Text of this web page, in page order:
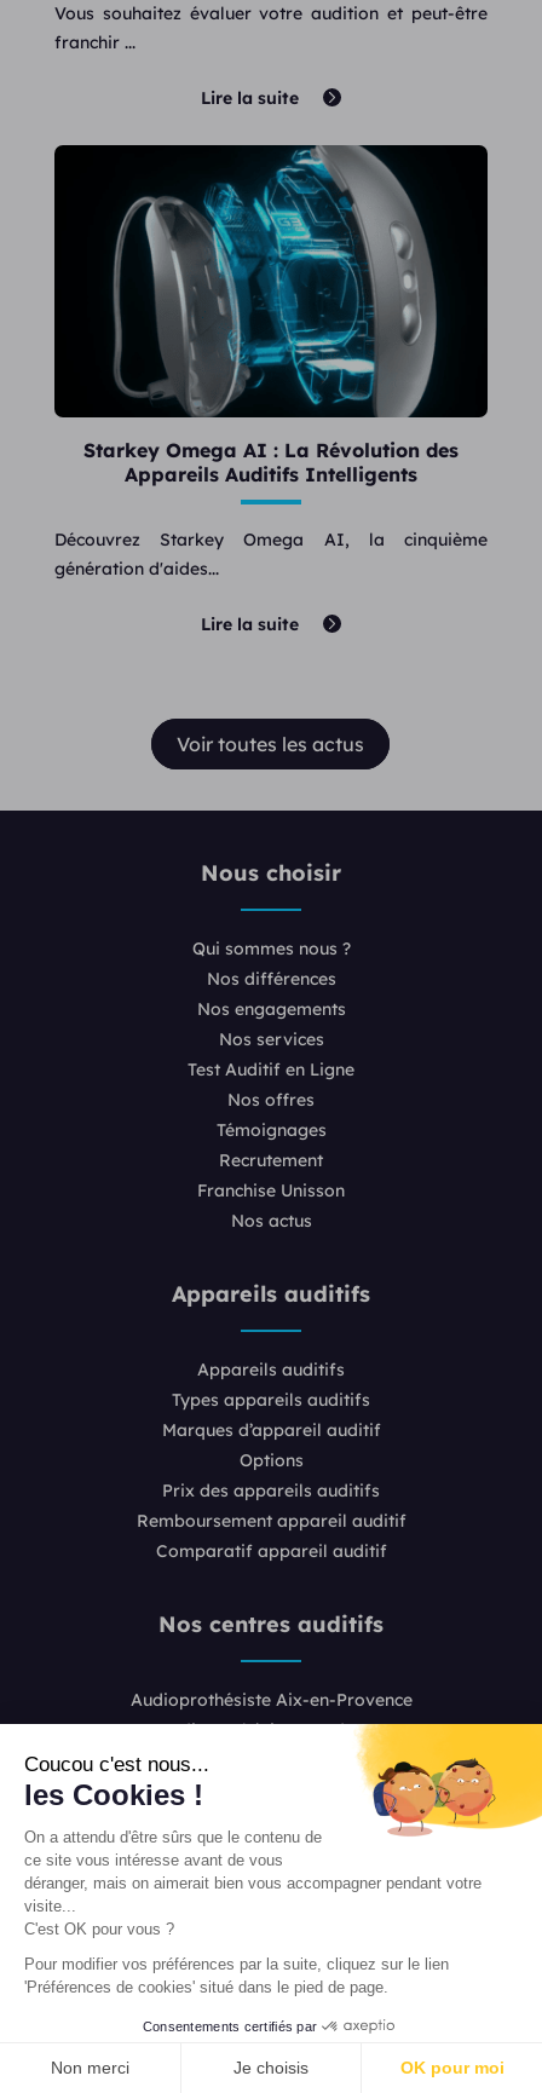
Coucou c'est nous...
les Cookies !
On a attendu d'être sûrs que le contenu de
ce site vous intéresse avant de vous
déranger, mais on aimerait bien vous accompagner pendant votre
visite...
C'est OK pour vous ?
Pour modifier vos préférences par la suite, cliquez sur le lien
'Préférences de cookies' situé dans le pied de page.
Consentements certifiés par
Non merci Je choisis OK pour moi
Vous souhaitez évaluer votre audition et peut-être
franchir ...
Lire la suite
Starkey Omega AI : La Révolution des
Appareils Auditifs Intelligents
Découvrez Starkey Omega AI, la cinquième
génération d'aides...
Lire la suite
Voir toutes les actus
Nous choisir
Qui sommes nous ?
Nos différences
Nos engagements
Nos services
Test Auditif en Ligne
Nos offres
Témoignages
Recrutement
Franchise Unisson
Nos actus
Appareils auditifs
Appareils auditifs
Types appareils auditifs
Marques d’appareil auditif
Options
Prix des appareils auditifs
Remboursement appareil auditif
Comparatif appareil auditif
Nos centres auditifs
Audioprothésiste Aix-en-Provence
Audioprothésiste Bordeaux
Audioprothésiste Boulogne-Billancourt
Audioprothésiste Colombes
Audioprothésiste Lyon 2
Audioprothésiste Lyon 6
Audioprothésiste Paris 8
Audioprothésiste Paris 16
Audioprothésiste Paris 20
Audioprothésiste Toulouse